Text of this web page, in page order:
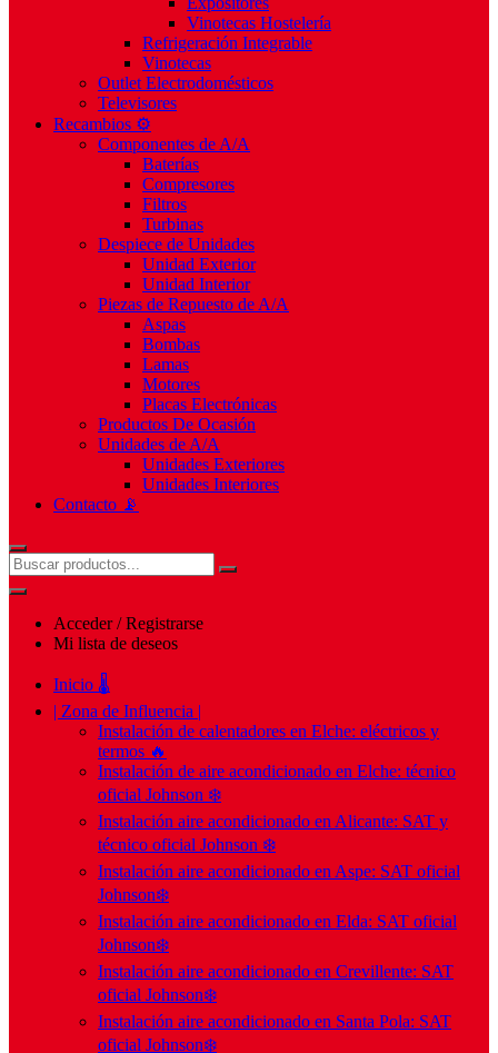
Vinotecas Hostelería
Refrigeración Integrable
Vinotecas
Outlet Electrodomésticos
Televisores
Recambios ⚙️
Componentes de A/A
Baterías
Compresores
Filtros
Turbinas
Despiece de Unidades
Unidad Exterior
Unidad Interior
Piezas de Repuesto de A/A
Aspas
Bombas
Lamas
Motores
Placas Electrónicas
Productos De Ocasión
Unidades de A/A
Unidades Exteriores
Unidades Interiores
Contacto 📡
Acceder / Registrarse
Mi lista de deseos
Inicio 🌡️
| Zona de Influencia |
Instalación de calentadores en Elche: eléctricos y
termos 🔥
Instalación de aire acondicionado en Elche: técnico
oficial Johnson ❄️
Instalación aire acondicionado en Alicante: SAT y
técnico oficial Johnson ❄️
Instalación aire acondicionado en Aspe: SAT oficial
Johnson❄️
Instalación aire acondicionado en Elda: SAT oficial
Johnson❄️
Instalación aire acondicionado en Crevillente: SAT
oficial Johnson❄️
Instalación aire acondicionado en Santa Pola: SAT
oficial Johnson❄️